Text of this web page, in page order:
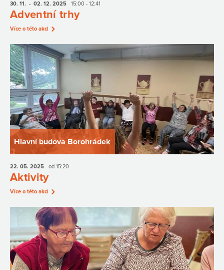
30. 11. - 02. 12. 2025 15:00 - 12:41
Adventní trhy
Více o této akci
Hlavní budova Borohrádek
22. 05. 2025 od 15:20
Aktivity
Více o této akci